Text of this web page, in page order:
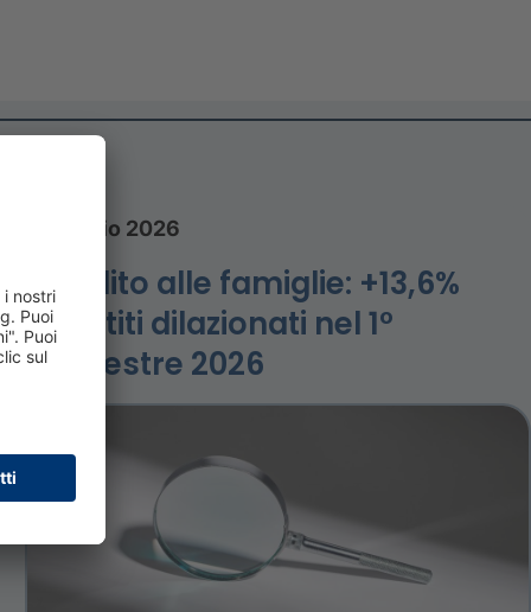
27 luglio 2026
Credito alle famiglie: +13,6%
prestiti dilazionati nel 1°
Semestre 2026